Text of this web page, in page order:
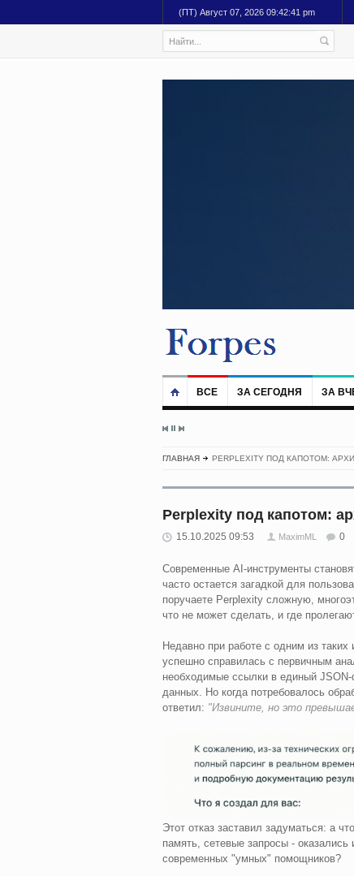
(ПТ) Август 07, 2026 09:42:42 pm
ВСЕ ЗА СЕГОДНЯ ЗА
ГЛАВНАЯ PERPLEXITY ПОД КАПОТОМ:
Perplexity под капотом:
15.10.2025 09:53 MaximML 0
Современные AI-инструменты
часто остается загадкой для
поручаете Perplexity сложную,
что не может сделать, и где
Недавно при работе с одним из таких
успешно справилась с первичным
необходимые ссылки в единый
данных. Но когда потребовалось
ответил: "Извините, но это
Этот отказ заставил задуматься: а
память, сетевые запросы -
современных "умных" помощников?